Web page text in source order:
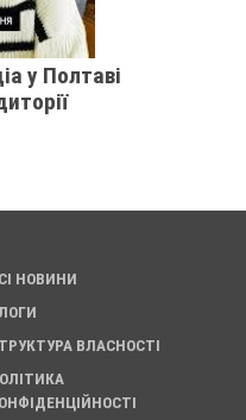
у Полтаві
НОВИНИ
ВЛАСНОСТІ